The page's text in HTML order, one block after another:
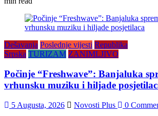
Dešavanja Poslednje vijesti Republika
Srpska TURIZAM ZANIMLJIVO
Počinje “Freshwave”: Banjaluka
vrhunsku muziku i hiljade
5 Augusta, 2026 Novosti Plus 0